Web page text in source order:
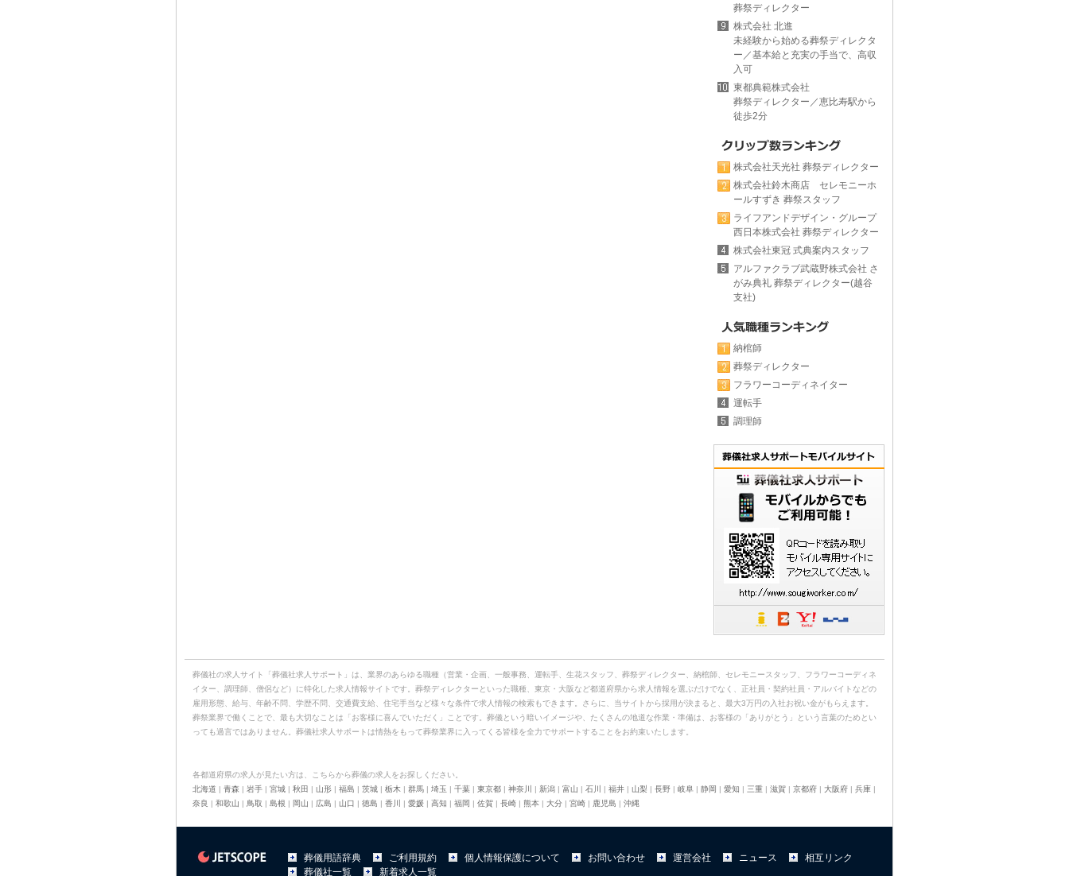
葬祭ディレクター
株式会社 北進
未経験から始める葬祭ディレクタ
ー／基本給と充実の手当で、高収
入可
東都典範株式会社
葬祭ディレクター／恵比寿駅から
徒歩2分
株式会社天光社 葬祭ディレクター
株式会社鈴木商店 セレモニーホ
ールすずき 葬祭スタッフ
ライフアンドデザイン・グループ
西日本株式会社 葬祭ディレクター
株式会社東冠 式典案内スタッフ
アルファクラブ武蔵野株式会社 さ
がみ典礼 葬祭ディレクター(越谷
支社)
納棺師
葬祭ディレクター
フラワーコーディネイター
運転手
調理師
葬儀社の求人サイト「葬儀社求人サポート」は、業界のあらゆる職種（営業・企画、一般事務、運転手、生花スタッフ、葬祭ディレクター、納棺師、セレモニースタッフ、フラワーコーディネ
イター、調理師、僧侶など）に特化した求人情報サイトです。葬祭ディレクターといった職種、東京・大阪など都道府県から求人情報を選ぶだけでなく、正社員・契約社員・アルバイトなどの
雇用形態、給与、年齢不問、学歴不問、交通費支給、住宅手当など様々な条件で求人情報の検索もできます。さらに、当サイトから採用が決まると、最大3万円の入社お祝い金がもらえます。
葬祭業界で働くことで、最も大切なことは「お客様に喜んでいただく」ことです。葬儀という暗いイメージや、たくさんの地道な作業・準備は、お客様の「ありがとう」という言葉のためとい
っても過言ではありません。葬儀社求人サポートは情熱をもって葬祭業界に入ってくる皆様を全力でサポートすることをお約束いたします。
各都道府県の求人が見たい方は、こちらから葬儀の求人をお探しください。
北海道 | 青森 | 岩手 | 宮城 | 秋田 | 山形 | 福島 | 茨城 | 栃木 | 群馬 | 埼玉 | 千葉 | 東京都 | 神奈川 | 新潟 | 富山 | 石川 | 福井 | 山梨 | 長野 | 岐阜 | 静岡 | 愛知 | 三重 | 滋賀 | 京都府 | 大阪府 | 兵庫 |
奈良 | 和歌山 | 鳥取 | 島根 | 岡山 | 広島 | 山口 | 徳島 | 香川 | 愛媛 | 高知 | 福岡 | 佐賀 | 長崎 | 熊本 | 大分 | 宮崎 | 鹿児島 | 沖縄
葬儀用語辞典 ご利用規約 個人情報保護について お問い合わせ 運営会社 ニュース
相互リンク
葬儀社一覧
新着求人一覧